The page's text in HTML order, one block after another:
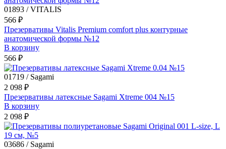
01893 / VITALIS
566 ₽
Презервативы Vitalis Premium comfort plus контурные
анатомической формы №12
В корзину
566 ₽
01719 / Sagami
2 098 ₽
Презервативы латексные Sagami Xtreme 004 №15
В корзину
2 098 ₽
03686 / Sagami